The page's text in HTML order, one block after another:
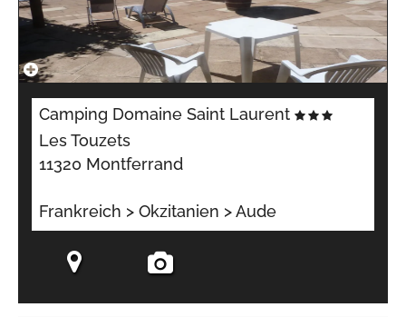
Camping Domaine Saint Laurent
Les Touzets
11320 Montferrand
Frankreich > Okzitanien > Aude